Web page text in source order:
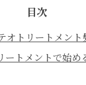
目次
オトリートメント
ートメントで始め